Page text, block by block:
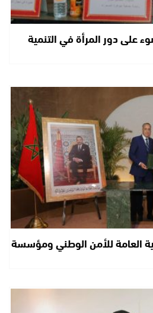
على دور المرأة في التنمية
العامة للأمن الوطني ومؤسسة